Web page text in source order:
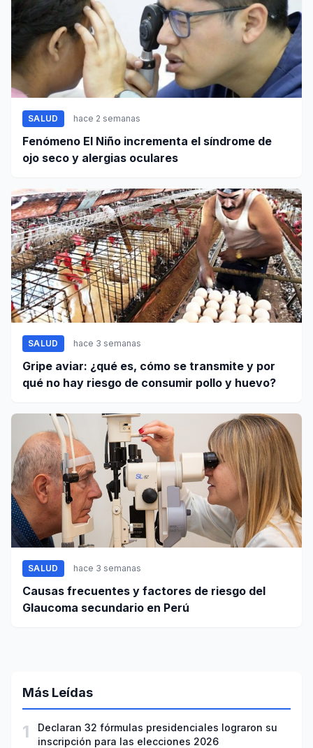
SALUD hace 2 semanas
Fenómeno El Niño incrementa el síndrome de
ojo seco y alergias oculares
SALUD hace 3 semanas
Gripe aviar: ¿qué es, cómo se transmite y por
qué no hay riesgo de consumir pollo y huevo?
SALUD hace 3 semanas
Causas frecuentes y factores de riesgo del
Glaucoma secundario en Perú
Más Leídas
1
Declaran 32 fórmulas presidenciales lograron su
inscripción para las elecciones 2026